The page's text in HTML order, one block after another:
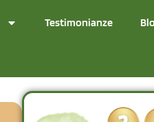
Testimonianze